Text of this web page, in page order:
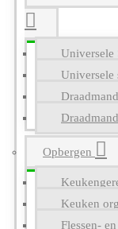
Universele
Universele
Opbergen
Keuken
Flessen-